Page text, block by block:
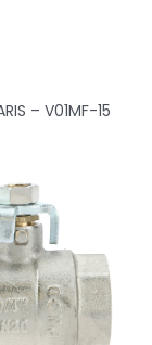
– V01MF-15